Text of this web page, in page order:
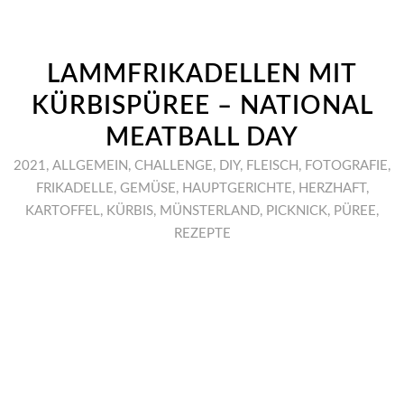
LAMMFRIKADELLEN MIT
KÜRBISPÜREE – NATIONAL
MEATBALL DAY
2021, ALLGEMEIN , CHALLENGE, DIY, FLEISCH , FOTOGRAFIE,
FRIKADELLE, GEMÜSE, HAUPTGERICHTE, HERZHAFT ,
KARTOFFEL, KÜRBIS, MÜNSTERLAND, PICKNICK, PÜREE,
REZEPTE